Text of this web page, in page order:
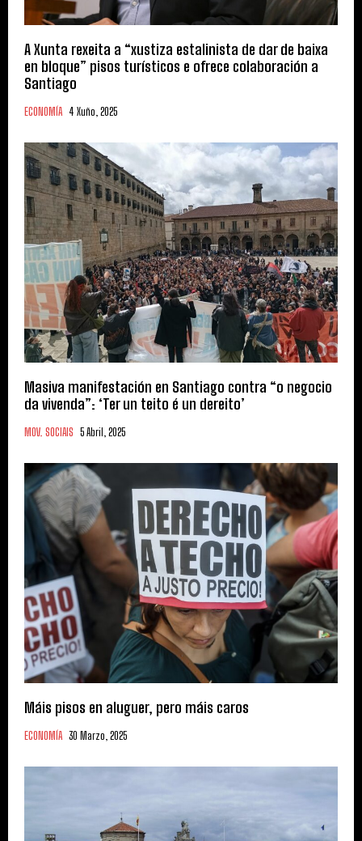
A Xunta rexeita a “xustiza estalinista de dar de baixa
en bloque” pisos turísticos e ofrece colaboración a
Santiago
ECONOMÍA 4 Xuño, 2025
Masiva manifestación en Santiago contra “o negocio
da vivenda”: ‘Ter un teito é un dereito’
MOV. SOCIAIS 5 Abril, 2025
Máis pisos en aluguer, pero máis caros
ECONOMÍA 30 Marzo, 2025